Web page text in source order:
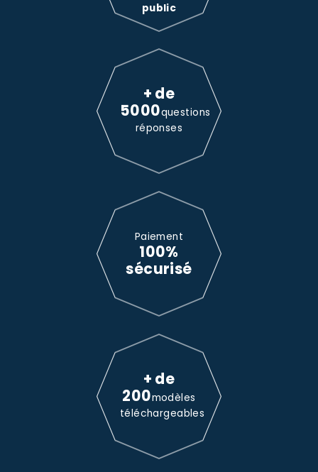
public
+ de
5000questions
réponses
Paiement
100%
sécurisé
+ de
200modèles
téléchargeables